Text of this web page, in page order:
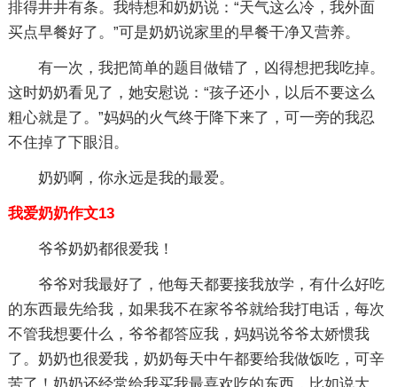
排得井井有条。我特想和奶奶说：“天气这么冷，我外面
买点早餐好了。”可是奶奶说家里的早餐干净又营养。
有一次，我把简单的题目做错了，凶得想把我吃掉。
这时奶奶看见了，她安慰说：“孩子还小，以后不要这么
粗心就是了。”妈妈的火气终于降下来了，可一旁的我忍
不住掉了下眼泪。
奶奶啊，你永远是我的最爱。
我爱奶奶作文13
爷爷奶奶都很爱我！
爷爷对我最好了，他每天都要接我放学，有什么好吃
的东西最先给我，如果我不在家爷爷就给我打电话，每次
不管我想要什么，爷爷都答应我，妈妈说爷爷太娇惯我
了。奶奶也很爱我，奶奶每天中午都要给我做饭吃，可辛